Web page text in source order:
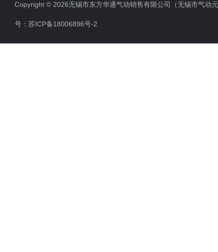
Copyright © 2026无锡市东方华通气动销售有限公司（无锡市气
号： 苏ICP备18006896号-2